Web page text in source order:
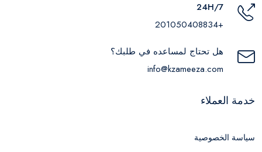
24H/7
+201050408834
هل تحتاج لمساعده في طلبك؟
info@kzameeza.com
خدمة العملاء
سياسة الخصوصية